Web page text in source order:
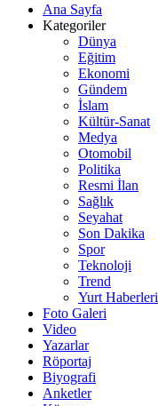
Ana Sayfa
Kategoriler
Dünya
Eğitim
Ekonomi
Gündem
İslam
Kültür-Sanat
Medya
Otomobil
Politika
Resmi İlan
Sağlık
Seyahat
Son Dakika
Spor
Teknoloji
Trend
Yurt Haberleri
Foto Galeri
Video
Yazarlar
Röportaj
Biyografi
Anketler